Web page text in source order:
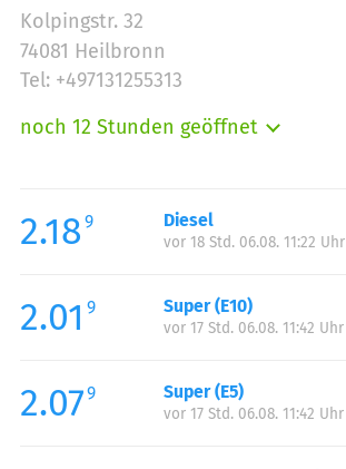
Kolpingstr. 32
74081 Heilbronn
Tel: +497131255313
noch 12 Stunden geöffnet
Mittwoch:
Donnerstag:
Samstag:
Sonntag:
2.18 9 Diesel
vor 18 Std. 06.08. 11:22 Uhr
2.01 9 Super (E10)
vor 17 Std. 06.08. 11:42 Uhr
2.079 Super (E5)
vor 17 Std. 06.08. 11:42 Uhr